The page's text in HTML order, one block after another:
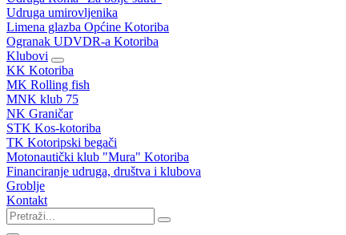
Udruga umirovljenika
Limena glazba Općine Kotoriba
Ogranak UDVDR-a Kotoriba
Klubovi
KK Kotoriba
MK Rolling fish
MNK klub 75
NK Graničar
STK Kos-kotoriba
TK Kotoripski begači
Motonautički klub "Mura" Kotoriba
Financiranje udruga, društva i klubova
Groblje
Kontakt